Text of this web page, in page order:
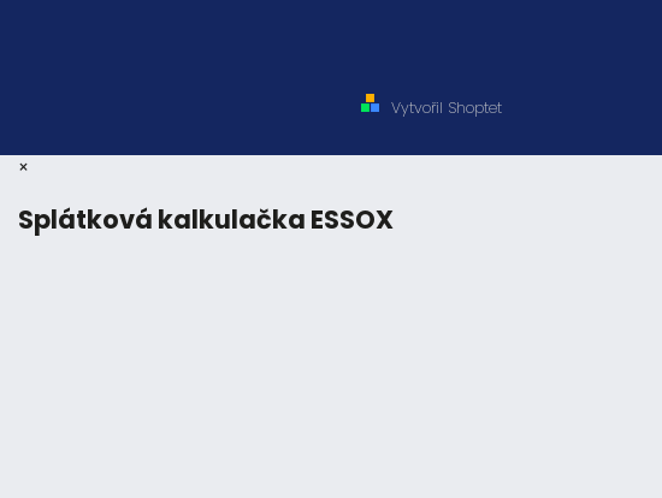
Vytvořil Shoptet
×
Splátková kalkulačka ESSOX